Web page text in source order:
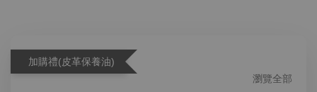
加購禮(皮革保養油)
瀏覽全部